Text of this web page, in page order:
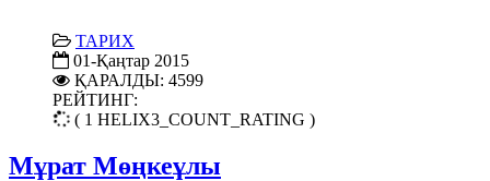
ТАРИХ
01-Қаңтар 2015
ҚАРАЛДЫ: 4599
РЕЙТИНГ:
( 1 HELIX3_COUNT_RATING )
Мұрат Мөңкеұлы